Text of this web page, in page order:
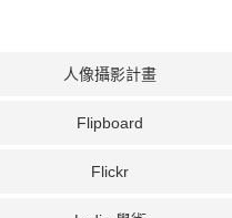
人像攝影計畫
Flipboard
Flickr